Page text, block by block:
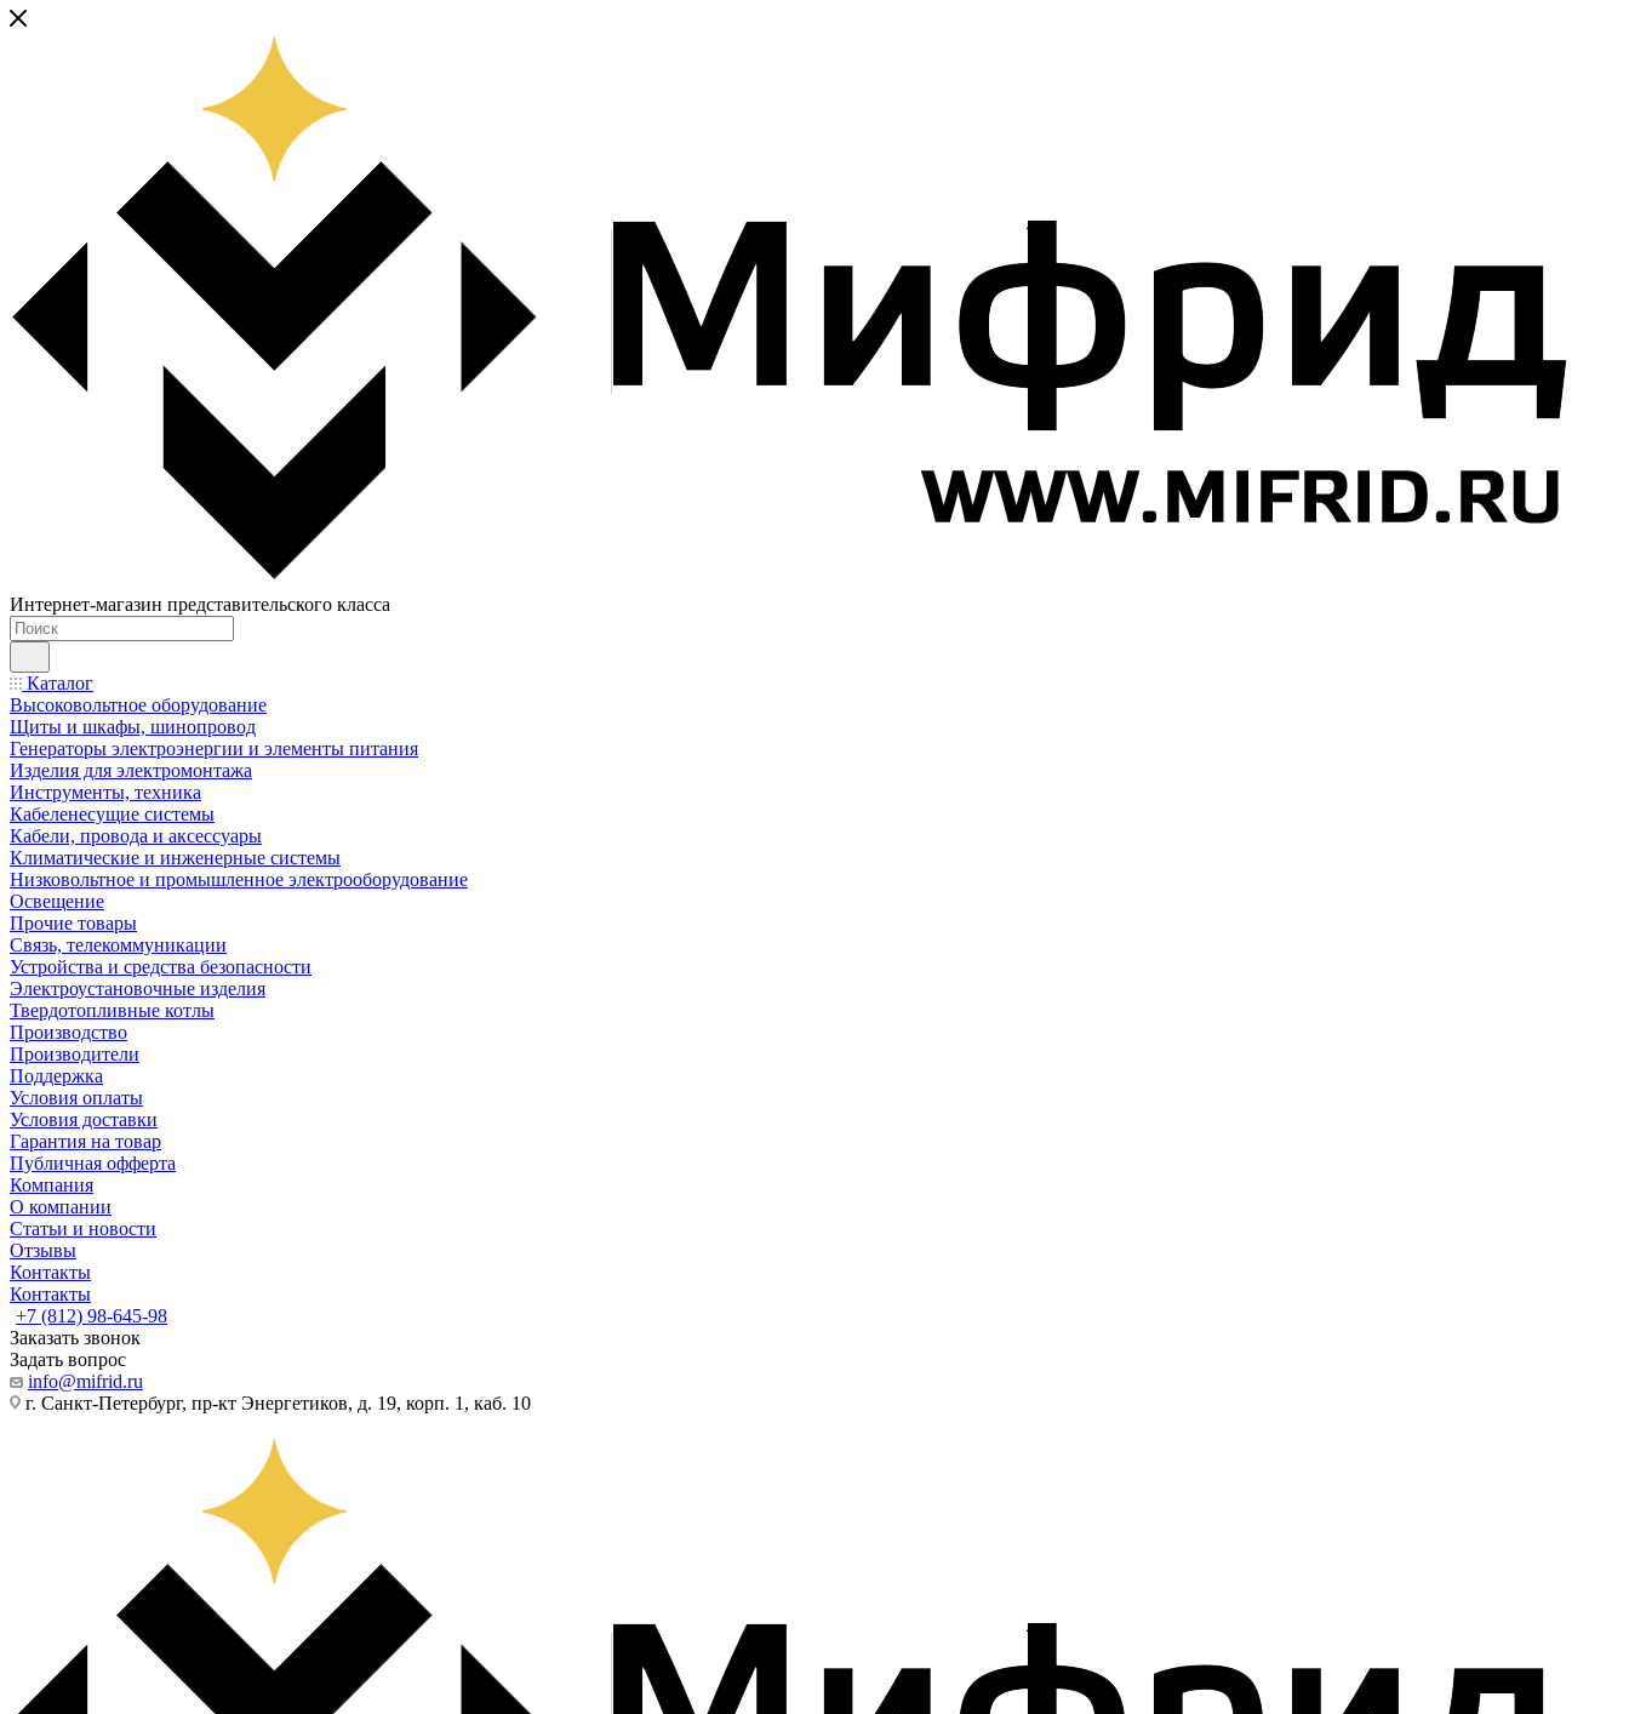
Интернет-магазин представительского класса
Каталог
Высоковольтное оборудование
Щиты и шкафы, шинопровод
Генераторы электроэнергии и элементы питания
Изделия для электромонтажа
Инструменты, техника
Кабеленесущие системы
Кабели, провода и аксессуары
Климатические и инженерные системы
Низковольтное и промышленное электрооборудование
Освещение
Прочие товары
Связь, телекоммуникации
Устройства и средства безопасности
Электроустановочные изделия
Твердотопливные котлы
Производство
Производители
Поддержка
Условия оплаты
Условия доставки
Гарантия на товар
Публичная офферта
Компания
О компании
Статьи и новости
Отзывы
Контакты
Контакты
+7 (812) 98-645-98
Заказать звонок
Задать вопрос
info@mifrid.ru
г. Санкт-Петербург, пр-кт Энергетиков, д. 19, корп. 1, каб. 10